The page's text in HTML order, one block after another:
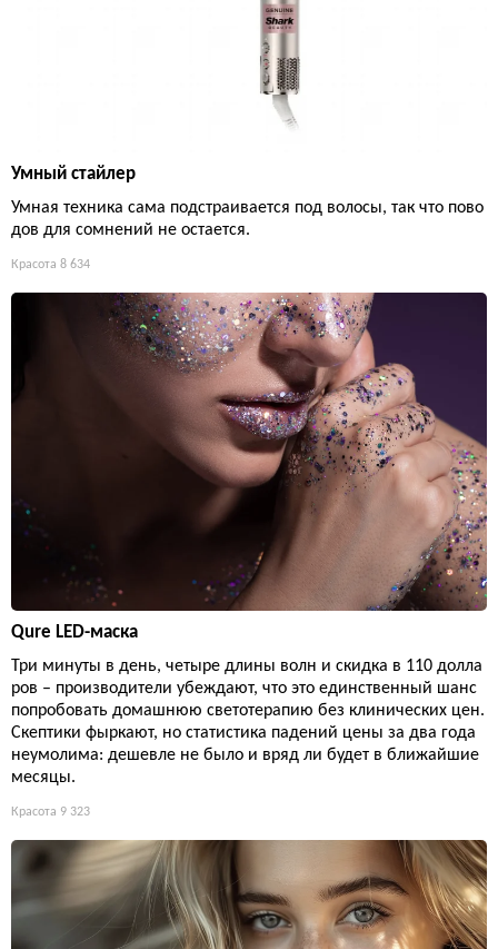
Умный стайлер
Умная техника сама подстраивается под волосы, так что пово
дов для сомнений не остается.
Красота 8 634
Qure LED-маска
Три минуты в день, четыре длины волн и скидка в 110 долла
ров – производители убеждают, что это единственный шанс
попробовать домашнюю светотерапию без клинических цен.
Скептики фыркают, но статистика падений цены за два года
неумолима: дешевле не было и вряд ли будет в ближайшие
месяцы.
Красота 9 323